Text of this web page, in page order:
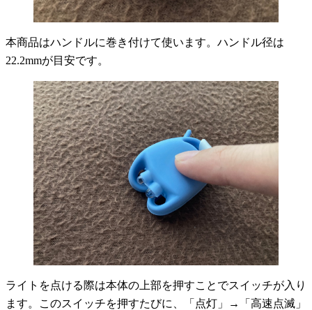
本商品はハンドルに巻き付けて使います。ハンドル径は
22.2mmが目安です。
ライトを点ける際は本体の上部を押すことでスイッチが入り
ます。このスイッチを押すたびに、「点灯」→「高速点滅」